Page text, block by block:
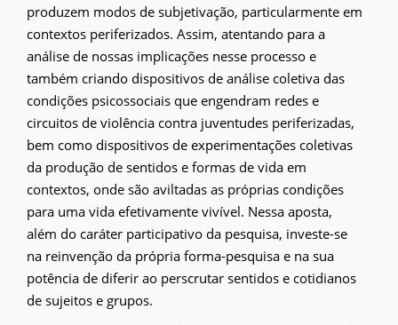
produzem modos de subjetivação, particularmente em
contextos periferizados. Assim, atentando para a
análise de nossas implicações nesse processo e
também criando dispositivos de análise coletiva das
condições psicossociais que engendram redes e
circuitos de violência contra juventudes periferizadas,
bem como dispositivos de experimentações coletivas
da produção de sentidos e formas de vida em
contextos, onde são aviltadas as próprias condições
para uma vida efetivamente vivível. Nessa aposta,
além do caráter participativo da pesquisa, investe-se
na reinvenção da própria forma-pesquisa e na sua
potência de diferir ao perscrutar sentidos e cotidianos
de sujeitos e grupos.